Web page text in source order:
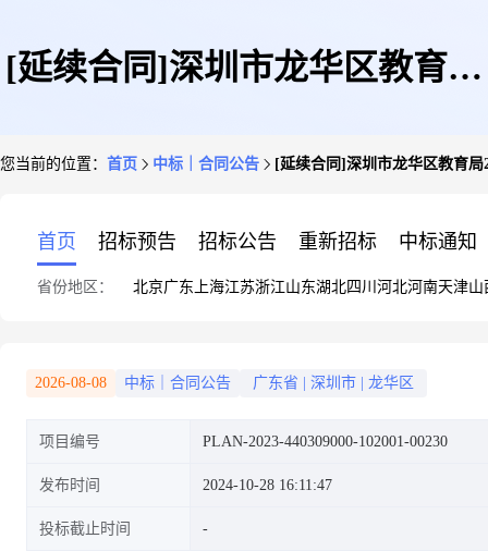
[延续合同]深圳市龙华区教育局
您当前的位置： 首页 中标｜合同公告 [延续合同]深圳市龙华区教育
首页 招标预告 招标公告 重新招标 中标通知
省份地区： 北京广东 上海江苏浙江山东湖北四川 河北河南天津山
2026-08-08 中标｜合同公告 广东省 深圳市 龙华区
项目编号 PLAN-2023-440309000-102001-00230
发布时间 2024-10-28 16:11:47
投标截止时间